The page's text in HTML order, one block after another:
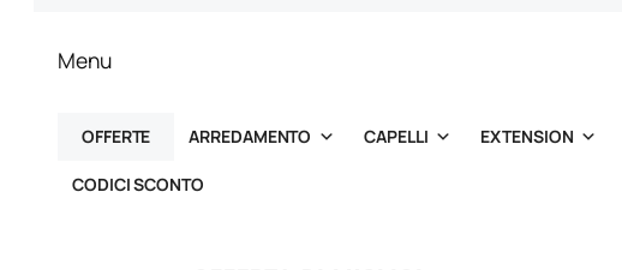
Menu
OFFERTE ARREDAMENTO CAPELLI EXTENSION
CODICI SCONTO